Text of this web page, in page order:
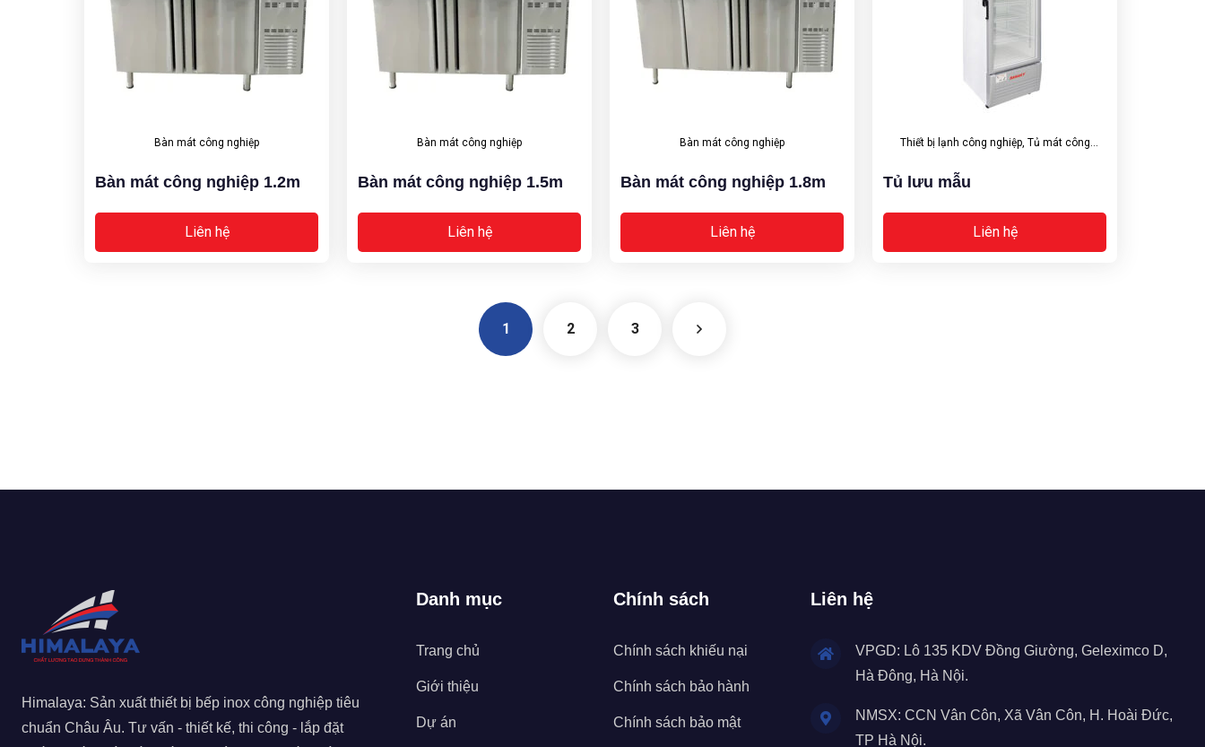
Bàn mát công nghiệp
Bàn mát công nghiệp 1.2m
Liên hệ
Bàn mát công nghiệp
Bàn mát công nghiệp 1.5m
Liên hệ
Bàn mát công nghiệp
Bàn mát công nghiệp 1.8m
Liên hệ
Thiết bị lạnh công nghiệp, Tủ mát công
Tủ lưu mẫu
Liên hệ
1 2 3
Himalaya: Sản xuất thiết bị bếp inox công nghiệp tiêu
chuẩn Châu Âu. Tư vấn - thiết kế, thi công - lắp đặt
Danh mục
Trang chủ
Giới thiệu
Dự án
Chính sách
Chính sách khiếu nại
Chính sách bảo hành
Chính sách bảo mật
Liên hệ
VPGD: Lô 135 KDV Đồng Giường, Geleximco D,
Hà Đông, Hà Nội.
NMSX: CCN Vân Côn, Xã Vân Côn, H. Hoài Đức,
TP Hà Nội.